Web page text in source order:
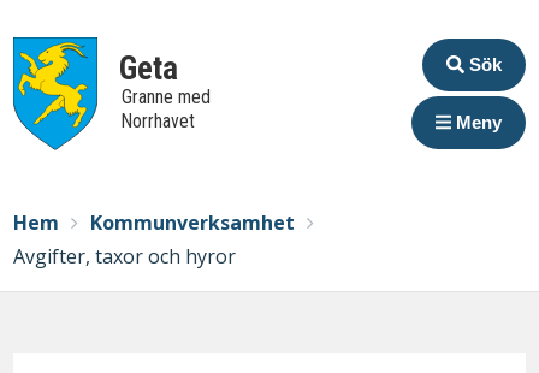
Geta
Granne med
Norrhavet
Sök
Meny
Breadcrumbs
You
are
here:
Hem
Kommunverksamhet
Avgifter, taxor och hyror